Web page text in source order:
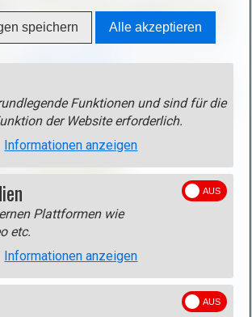
n
e
n
(
p
e
n
g
i
n
dem Geoportail
speichern Alle akzeptieren
Funktionen und sind für die
der Website erforderlich.
Informationen anzeigen
Plattformen wie
etc.
Informationen anzeigen